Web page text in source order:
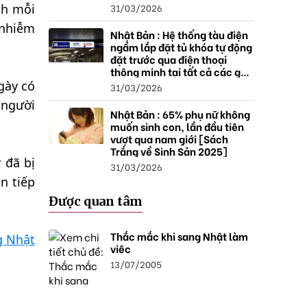
mỗi
có
đã bị
tiếp
Nhật
31/03/2026
Nhật Bản : Hệ thống tàu điện
ngầm lắp đặt tủ khóa tự động
đặt trước qua điện thoại
thông minh tại tất cả các ga ,
mở rộng mạng lưới do nhu
cầu tăng.
31/03/2026
Nhật Bản : 65% phụ nữ không
muốn sinh con, lần đầu tiên
vượt qua nam giới [Sách
Trắng về Sinh Sản 2025]
31/03/2026
Được quan tâm
Thắc mắc khi sang Nhật làm
việc
13/07/2005